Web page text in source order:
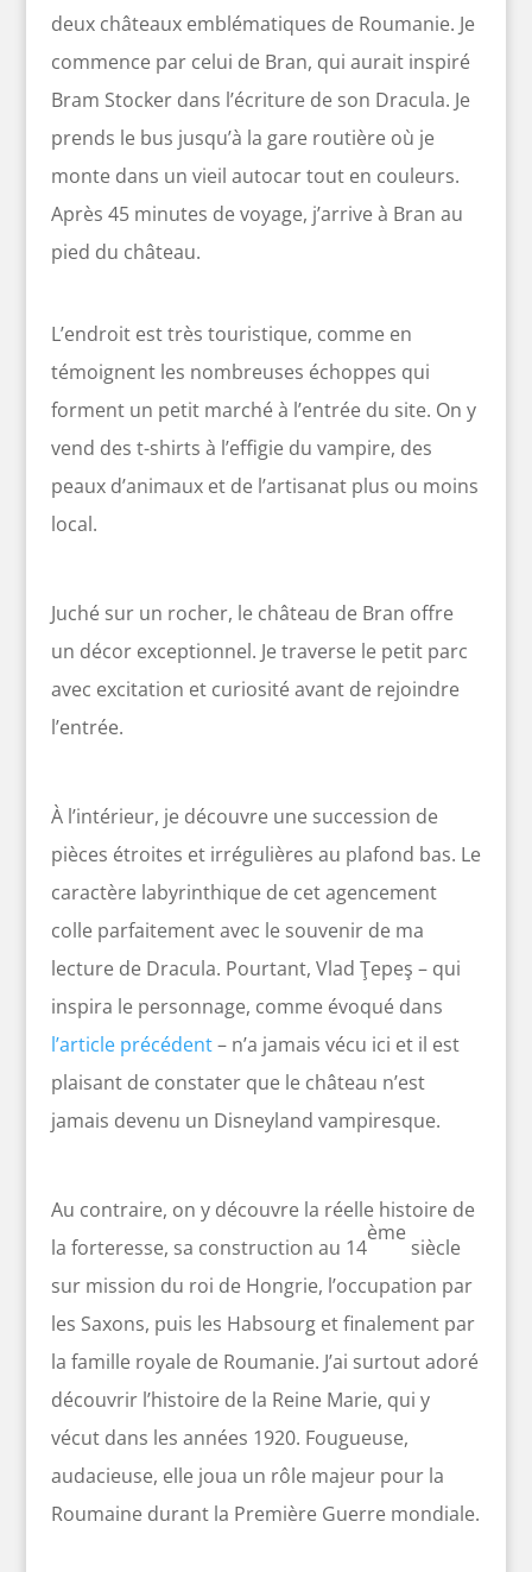
deux châteaux emblématiques de Roumanie. Je
commence par celui de Bran, qui aurait inspiré
Bram Stocker dans l’écriture de son Dracula. Je
prends le bus jusqu’à la gare routière où je
monte dans un vieil autocar tout en couleurs.
Après 45 minutes de voyage, j’arrive à Bran au
pied du château.
L’endroit est très touristique, comme en
témoignent les nombreuses échoppes qui
forment un petit marché à l’entrée du site. On y
vend des t-shirts à l’effigie du vampire, des
peaux d’animaux et de l’artisanat plus ou moins
local.
Juché sur un rocher, le château de Bran offre
un décor exceptionnel. Je traverse le petit parc
avec excitation et curiosité avant de rejoindre
l’entrée.
À l’intérieur, je découvre une succession de
pièces étroites et irrégulières au plafond bas. Le
caractère labyrinthique de cet agencement
colle parfaitement avec le souvenir de ma
lecture de Dracula. Pourtant, Vlad Ţepeş – qui
inspira le personnage, comme évoqué dans
l’article précédent– n’a jamais vécu ici et il est
plaisant de constater que le château n’est
jamais devenu un Disneyland vampiresque.
Au contraire, on y découvre la réelle histoire de
la forteresse, sa construction au 14
ème
siècle
sur mission du roi de Hongrie, l’occupation par
les Saxons, puis les Habsourg et finalement par
la famille royale de Roumanie. J’ai surtout adoré
découvrir l’histoire de la Reine Marie, qui y
vécut dans les années 1920. Fougueuse,
audacieuse, elle joua un rôle majeur pour la
Roumaine durant la Première Guerre mondiale.